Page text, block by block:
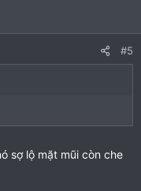
#5
sợ lộ mặt mũi còn che